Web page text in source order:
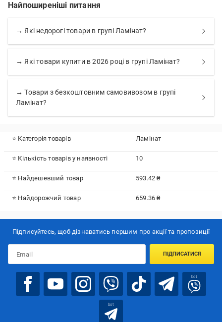
Найпоширеніші питання
→ Які недорогі товари в групі Ламінат?
→ Які товари купити в 2026 році в групі Ламінат?
→ Товари з безкоштовним самовивозом в групі
Ламінат?
⭐ Категорія товарів Ламінат
⭐ Кількість товарів у наявності 10
⭐ Найдешевший товар 593.42 ₴
⭐ Найдорожчий товар 659.36 ₴
Підписуйтесь, щоб дізнаватись першим про акції та пропозиції
ПІДПИСАТИСЯ
bot
bot